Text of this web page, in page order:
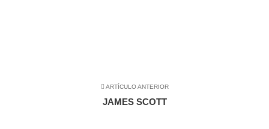
ARTÍCULO ANTERIOR
JAMES SCOTT